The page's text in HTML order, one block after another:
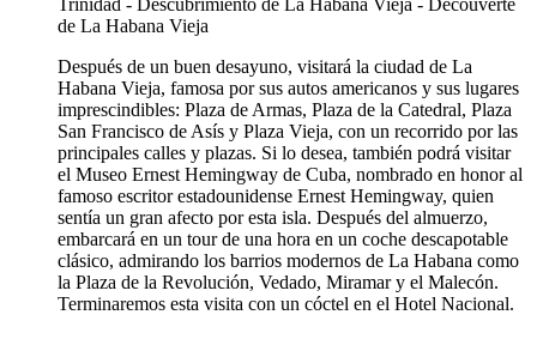
Después de un buen desayuno, visitará la ciudad de La
Habana Vieja, famosa por sus autos americanos y sus lugares
imprescindibles: Plaza de Armas, Plaza de la Catedral, Plaza
San Francisco de Asís y Plaza Vieja, con un recorrido por las
principales calles y plazas. Si lo desea, también podrá visitar
el Museo Ernest Hemingway de Cuba, nombrado en honor al
famoso escritor estadounidense Ernest Hemingway, quien
sentía un gran afecto por esta isla. Después del almuerzo,
embarcará en un tour de una hora en un coche descapotable
clásico, admirando los barrios modernos de La Habana como
la Plaza de la Revolución, Vedado, Miramar y el Malecón.
Terminaremos esta visita con un cóctel en el Hotel Nacional.